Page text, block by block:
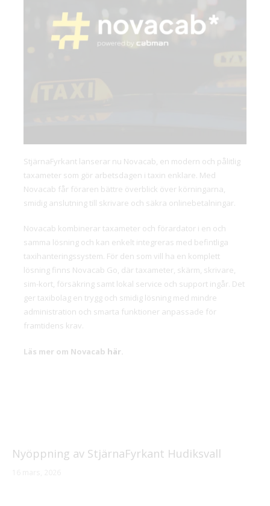
StjärnaFyrkant lanserar nu Novacab, en modern och pålitlig
taxameter som gör arbetsdagen i taxin enklare. Med
Novacab får föraren bättre överblick över körningarna,
smidig anslutning till skrivare och säkra onlinebetalningar.
Novacab kombinerar taxameter och förardator i en och
samma lösning och kan enkelt integreras med befintliga
taxihanteringssystem. För den som vill ha en komplett
lösning finns Novacab Go, där taxameter, skärm, skrivare,
sim-kort, försäkring samt lokal service och support ingår. Det
ger taxibolag en trygg och smidig lösning med mindre
administration och smarta funktioner anpassade för
framtidens krav.
Läs mer om Novacab här.
Nyöppning av StjärnaFyrkant Hudiksvall